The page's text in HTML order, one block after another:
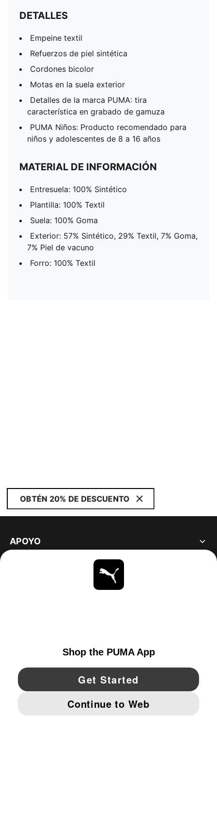
DETALLES
Empeine textil
Refuerzos de piel sintética
Cordones bicolor
Motas en la suela exterior
Detalles de la marca PUMA: tira
característica en grabado de gamuza
PUMA Niños: Producto recomendado para
niños y adolescentes de 8 a 16 años
MATERIAL DE INFORMACIÓN
Entresuela: 100% Sintético
Plantilla: 100% Textil
Suela: 100% Goma
Exterior: 57% Sintético, 29% Textil, 7% Goma,
7% Piel de vacuno
Forro: 100% Textil
OBTÉN 20% DE DESCUENTO
APOYO
YouTube Twitter Pinterest
IMPRINT AND LEGAL DATA